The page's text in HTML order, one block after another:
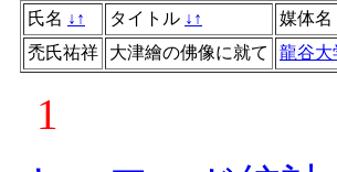
氏名 ↓ ↑ タイトル ↓ ↑ 媒体名
禿氏祐祥
大津繪の佛像に就て 龍谷大
1